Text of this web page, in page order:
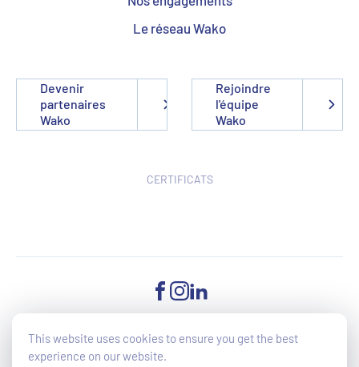
Le réseau Wako
Devenir
partenaires
Wako
Rejoindre
l'équipe
Wako
CERTIFICATS
FACEBOOK
INSTAGRAM
LINKEDIN
©2025 Wako - All Rights reserved - Accessibilité du site en cours
This website uses cookies to ensure you get the best
experience on our website.